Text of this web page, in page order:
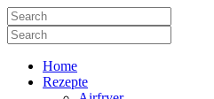
Home
Rezepte